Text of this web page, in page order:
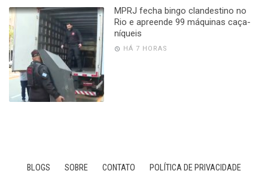
MPRJ fecha bingo clandestino no
Rio e apreende 99 máquinas caça-
níqueis
HÁ 7 HORAS
BLOGS SOBRE CONTATO POLÍTICA DE PRIVACIDADE